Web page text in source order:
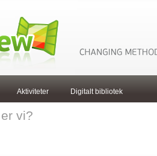
Aktiviteter Digitalt bibliotek
vi?